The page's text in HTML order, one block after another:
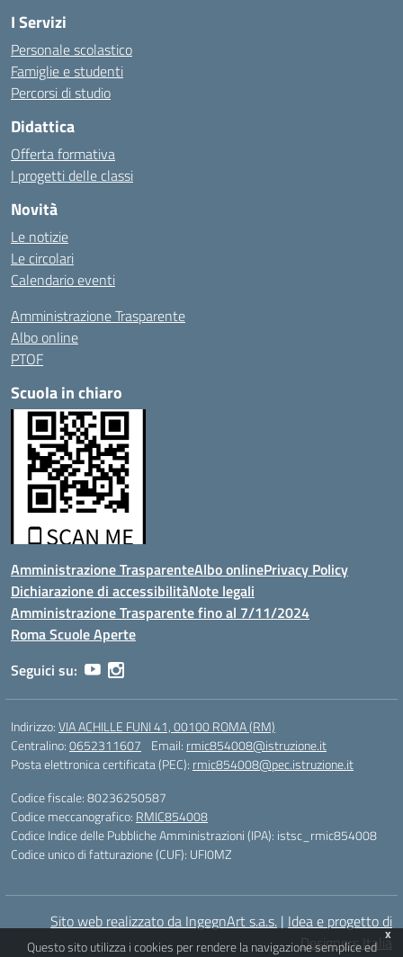
I Servizi
Personale scolastico
Famiglie e studenti
Percorsi di studio
Didattica
Offerta formativa
I progetti delle classi
Novità
Le notizie
Le circolari
Calendario eventi
Amministrazione Trasparente
Albo online
PTOF
Scuola in chiaro
Amministrazione TrasparenteAlbo onlinePrivacy Policy
Dichiarazione di accessibilitàNote legali
Amministrazione Trasparente fino al 7/11/2024
Roma Scuole Aperte
Seguici su:
Indirizzo:VIA ACHILLE FUNI 41, 00100 ROMA (RM)
Centralino:0652311607 Email: rmic854008@istruzione.it
Posta elettronica certificata (PEC): rmic854008@pec.istruzione.it
Codice fiscale: 80236250587
Codice meccanografico: RMIC854008
Codice Indice delle Pubbliche Amministrazioni (IPA): istsc_rmic854008
Codice unico di fatturazione (CUF): UFI0MZ
Sito web realizzato da IngegnArt s.a.s. | Idea e progetto di
Designers Italia
x
Questo sito utilizza i cookies per rendere la navigazione semplice ed